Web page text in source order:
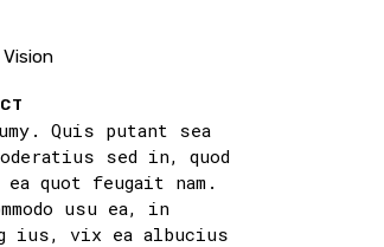
Quis putant sea
sed in, quod
quot feugait nam.
usu ea, in
ius, vix ea albucius